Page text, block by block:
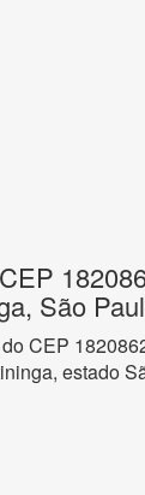
São
CEP
estado